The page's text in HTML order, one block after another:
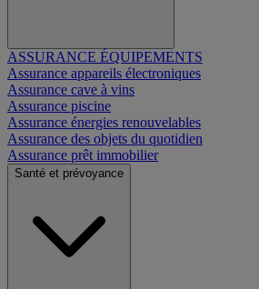
ASSURANCE ÉQUIPEMENTS
Assurance appareils électroniques
Assurance cave à vins
Assurance piscine
Assurance énergies renouvelables
Assurance des objets du quotidien
Assurance prêt immobilier
Santé et prévoyance